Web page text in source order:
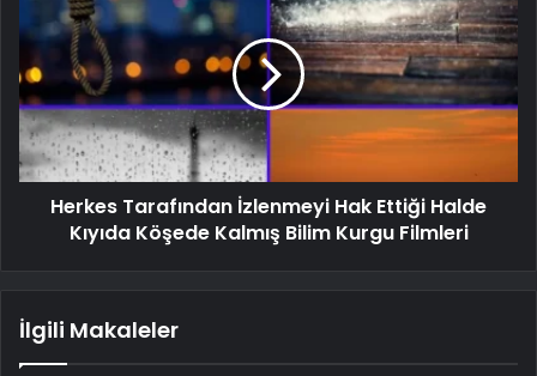
Herkes Tarafından İzlenmeyi Hak Ettiği Halde
Kıyıda Köşede Kalmış Bilim Kurgu Filmleri
İlgili Makaleler